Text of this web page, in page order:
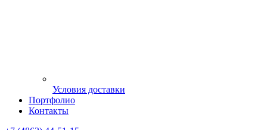
Условия доставки
Портфолио
Контакты